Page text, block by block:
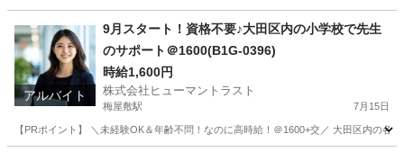
辻堂駅 その他 ヒューマントラスト
アルバイト
9月スタート！資格不要♪大田区内の小学校で先生
のサポート＠1600(B1G-0396)
時給1,600円
株式会社ヒューマントラスト
梅屋敷駅 7月15日
【PRポイント】 ＼未経験OK＆年齢不問！なのに高時給！＠1600+交／ 大田区内の